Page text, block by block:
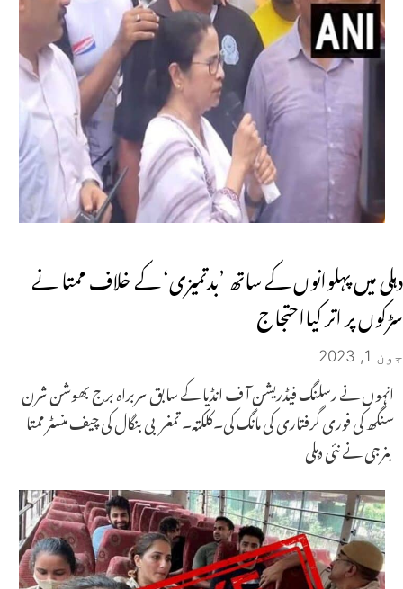
دہلی میں پہلوانوں کے ساتھ ’بدتمیزی‘ کے خلاف ممتا نے
سڑکوں پر اتر کیااحتجاج
جون 1, 2023
انہوں نے رسلنگ فیڈریشن آ ف انڈیا کے سابق سربراہ برج بھوشن شرن
سنگھ کی فوری گرفتاری کی مانگ کی۔کلکتہ۔ تمغربی بنگال کی چیف منسٹر ممتا
بنرجی نے نئی دہلی